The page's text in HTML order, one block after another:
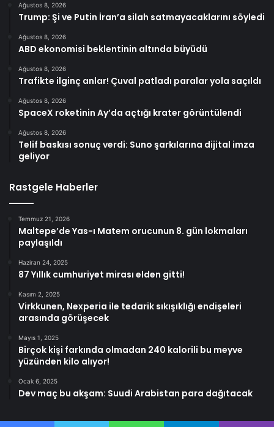
Ağustos 8, 2026
Trump: Şi ve Putin İran’a silah satmayacaklarını söyledi
Ağustos 8, 2026
ABD ekonomisi beklentinin altında büyüdü
Ağustos 8, 2026
Trafikte ilginç anlar! Çuval patladı paralar yola saçıldı
Ağustos 8, 2026
SpaceX roketinin Ay’da açtığı krater görüntülendi
Ağustos 8, 2026
Telif baskısı sonuç verdi: Suno şarkılarına dijital imza
geliyor
Rastgele Haberler
Temmuz 21, 2026
Maltepe’de Yas-ı Matem orucunun 8. gün lokmaları
paylaşıldı
Haziran 24, 2025
87 Yıllık cumhuriyet mirası elden gitti!
Kasım 2, 2025
Virkkunen, Nexperia ile tedarik sıkışıklığı endişeleri
arasında görüşecek
Mayıs 1, 2025
Birçok kişi farkında olmadan 240 kalorili bu meyve
yüzünden kilo alıyor!
Ocak 6, 2025
Dev maç bu akşam: Suudi Arabistan para dağıtacak